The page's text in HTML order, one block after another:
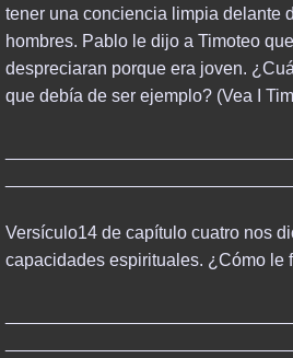
FINAL DAYS
THINK ABOUT IT
POWER BOOKS
NBC & BIOWARFARE
ISLAM & ITS
tener una conciencia limpia delante
hombres. Pablo le dijo a Timoteo
despreciaran porque era joven.
que debía de ser ejemplo? (Vea I
Versículo14 de capítulo cuatro nos
capacidades espirituales. ¿Cómo le